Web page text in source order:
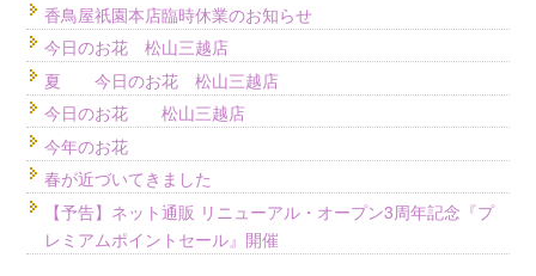
香鳥屋祇園本店臨時休業のお知らせ
今日のお花 松山三越店
夏 今日のお花 松山三越店
今日のお花 松山三越店
今年のお花
春が近づいてきました
【予告】ネット通販 リニューアル・オープン3周年記念『プ
レミアムポイントセール』開催